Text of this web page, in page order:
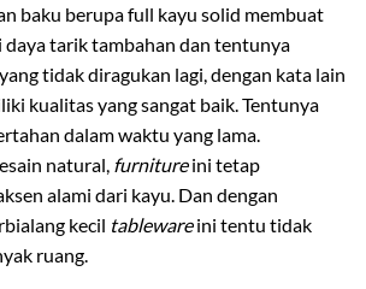
baku berupa full kayu solid membuat
tarik tambahan dan tentunya
tidak diragukan lagi, dengan kata lain
kualitas yang sangat baik. Tentunya
dalam waktu yang lama.
natural, furnitureini tetap
alami dari kayu. Dan dengan
kecil tablewareini tentu tidak
ruang.